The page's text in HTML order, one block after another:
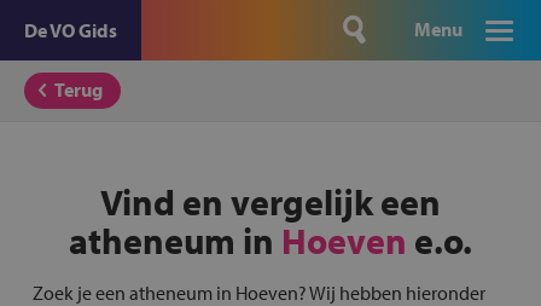
De VO Gids Menu
Terug
Vind en vergelijk een
atheneum in Hoeven e.o.
Zoek je een atheneum in Hoeven? Wij hebben hieronder